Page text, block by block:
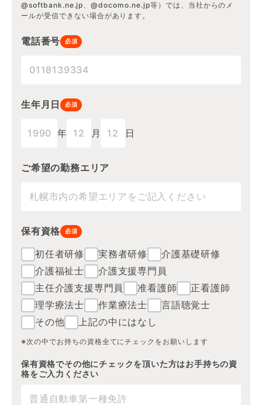
@softbank.ne.jp、@docomo.ne.jp等）では、当社からのメ
ールが受信できない場合があります。
電話番号 必須
生年月日 必須
年 月 日
ご希望の勤務エリア
保有資格 必須
初任者研修 実務者研修
介護基礎研修
介護福祉士
介護支援専門員
主任介護支援専門員
准看護師
正看護師
理学療法士
作業療法士
言語聴覚士
その他
上記の中にはなし
※次の中でお持ちの資格全てにチェックをお願いします
保有資格でその他にチェックを頂いた方はお手持ちの資
格をご入力ください